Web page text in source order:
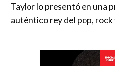
Taylor lo presentó en una
auténtico rey del pop, rock